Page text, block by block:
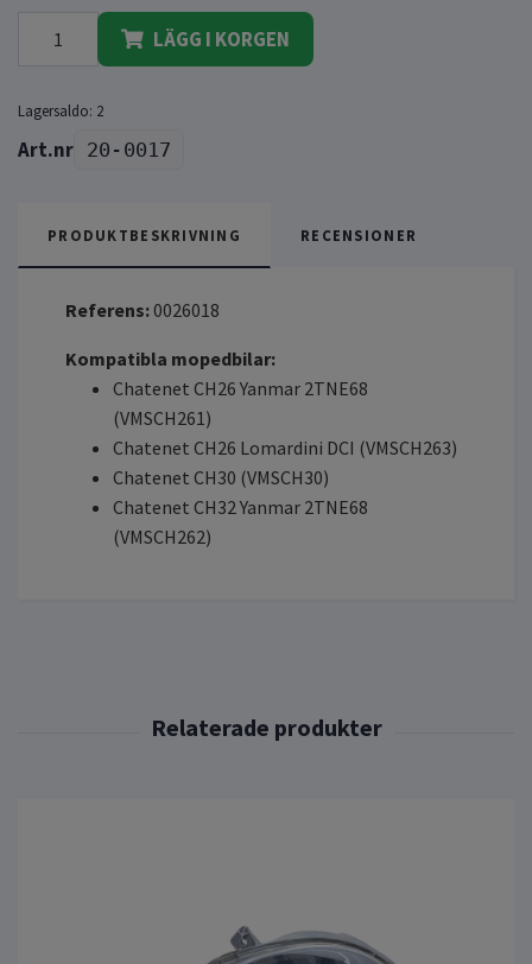
LÄGG I KORGEN
Lagersaldo: 2
20-0017
PRODUKTBESKRIVNING RECENSIONER
Referens:0026018
Kompatibla mopedbilar:
Chatenet CH26 Yanmar 2TNE68
(VMSCH261)
Chatenet CH26 Lomardini DCI (VMSCH263)
Chatenet CH30 (VMSCH30)
Chatenet CH32 Yanmar 2TNE68
(VMSCH262)